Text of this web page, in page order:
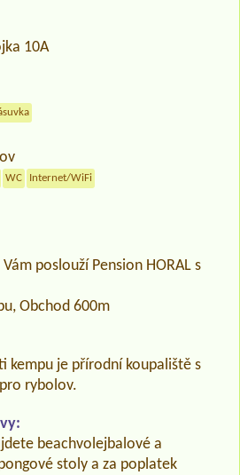
10A
WC Internet/WiFi
poslouží Pension HORAL s
Obchod 600m
kempu je přírodní koupaliště s
rybolov.
beachvolejbalové a
stoly a za poplatek